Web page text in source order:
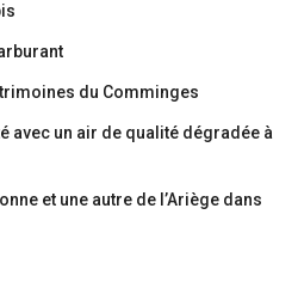
du Comminges
avec un air de qualité dégradée à
et une autre de l’Ariège dans